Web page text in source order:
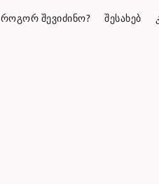
ᲠᲝᲒᲝᲠ ᲨᲔᲕᲘᲫᲘᲜᲝ? ᲨᲔᲡᲐᲮᲔᲑ